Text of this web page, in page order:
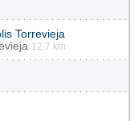
Torrevieja
12.7 km